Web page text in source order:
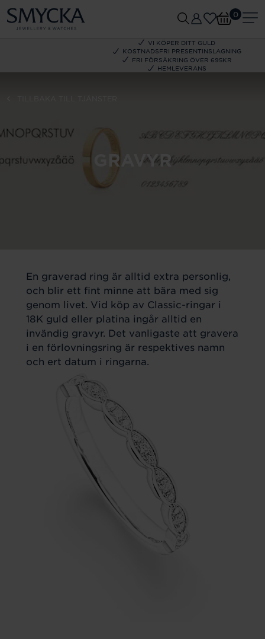
VI KÖPER DITT GULD
KOSTNADSFRI PRESENTINSLAGNING
FRI FÖRSÄKRING ÖVER 695KR
HEMLEVERANS
0
GRAVYR
En graverad ring är alltid extra personlig,
och blir ett fint minne att bära med sig
genom livet. Vid köp av Classic-ringar i
18K guld eller platina ingår alltid en
invändig gravyr. Det vanligaste att gravera
i en förlovningsring är respektives namn
och ert datum i ringarna.